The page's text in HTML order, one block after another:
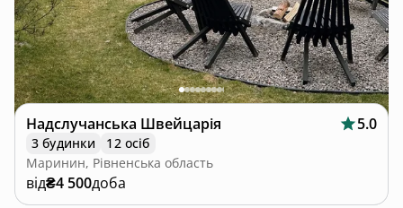
Надслучанська Швейцарія 5.0
3 будинки
12 осіб
Маринин, Рівненська область
від₴4 500доба